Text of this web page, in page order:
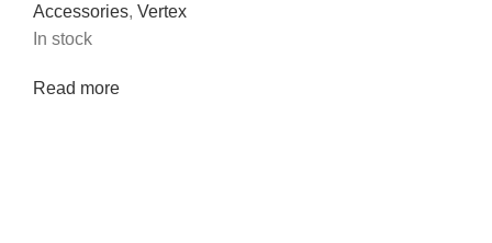
Accessories, Vertex
In stock
Read more